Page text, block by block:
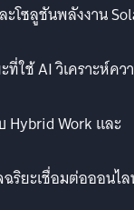
โซลูชันพลังงาน
ที่ใช้ AI วิเคราะห์คว
Hybrid Work และ
ริยะเชื่อมต่อออนไ